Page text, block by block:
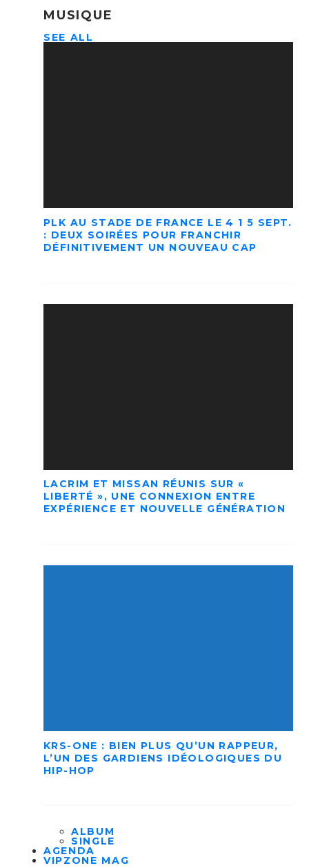
MUSIQUE
SEE ALL
PLK AU STADE DE FRANCE LE 4 1 5 SEPT.
: DEUX SOIRÉES POUR FRANCHIR
DÉFINITIVEMENT UN NOUVEAU CAP
LACRIM ET MISSAN RÉUNIS SUR «
LIBERTÉ », UNE CONNEXION ENTRE
EXPÉRIENCE ET NOUVELLE GÉNÉRATION
KRS-ONE : BIEN PLUS QU’UN RAPPEUR,
L’UN DES GARDIENS IDÉOLOGIQUES DU
HIP-HOP
ALBUM
SINGLE
AGENDA
VIPZONE MAG